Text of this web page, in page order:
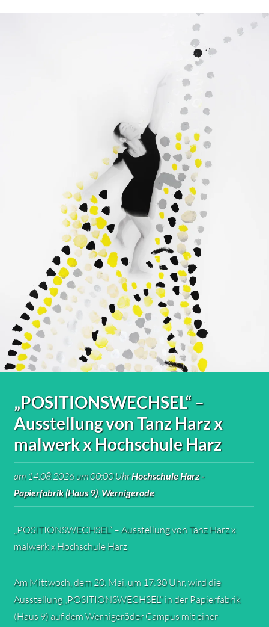
„POSITIONSWECHSEL“ –
Ausstellung von Tanz Harz x
malwerk x Hochschule Harz
am 14.08.2026 um 00:00 UhrHochschule Harz -
Papierfabrik (Haus 9), Wernigerode
„POSITIONSWECHSEL“ – Ausstellung von Tanz Harz x
malwerk x Hochschule Harz
Am Mittwoch, dem 20. Mai, um 17:30 Uhr, wird die
Ausstellung „POSITIONSWECHSEL“ in der Papierfabrik
(Haus 9) auf dem Wernigeröder Campus mit einer